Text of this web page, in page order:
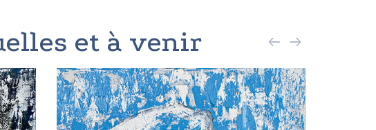
et à venir